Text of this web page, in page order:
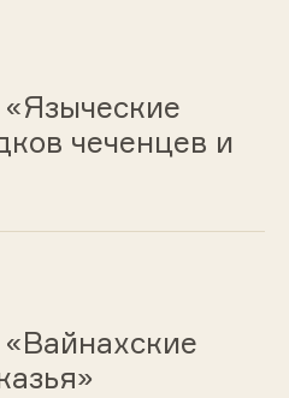
чеченцев и